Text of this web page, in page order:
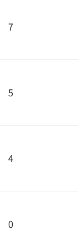
7
5
4
0